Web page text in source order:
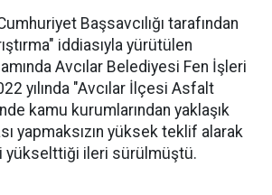
Başsavcılığı tarafından
iddiasıyla yürütülen
Avcılar Belediyesi Fen İşleri
yılında "Avcılar İlçesi Asfalt
kamu kurumlarından yaklaşık
yapmaksızın yüksek teklif alarak
yükselttiği ileri sürülmüştü.